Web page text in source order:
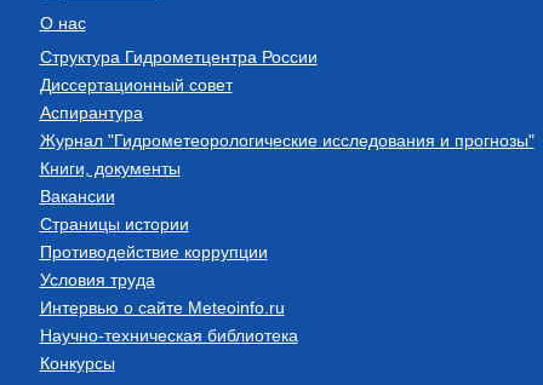
О нас
Структура Гидрометцентра России
Диссертационный совет
Аспирантура
Журнал "Гидрометеорологические исследования и прогнозы"
Книги, документы
Вакансии
Страницы истории
Противодействие коррупции
Условия труда
Интервью о сайте Meteoinfo.ru
Научно-техническая библиотека
Конкурсы